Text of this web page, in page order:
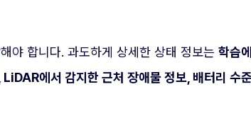
해야 합니다. 과도하게 상세한 상태 정보는 학습
에서 감지한 근처 장애물 정보, 배터리 수준